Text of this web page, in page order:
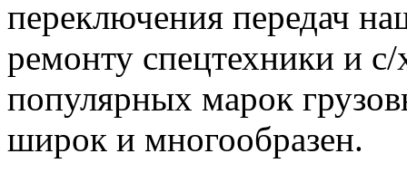
переключения передач
ремонту спецтехники и
популярных марок
широк и многообразен.